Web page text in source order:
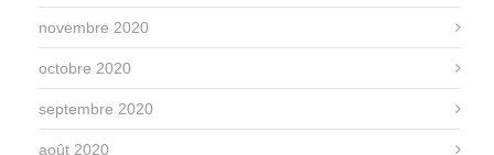
novembre 2020
octobre 2020
septembre 2020
août 2020